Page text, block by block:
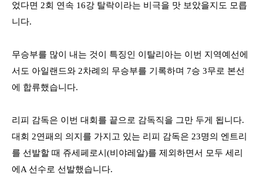
었다면 2회 연속 16강 탈락이라는 비극을 맛 보았을지도 모릅
니다.
무승부를 많이 내는 것이 특징인 이탈리아는 이번 지역예선에
서도 아일랜드와 2차례의 무승부를 기록하며 7승 3무로 본선
에 합류했습니다.
리피 감독은 이번 대회를 끝으로 감독직을 그만 두게 됩니다.
대회 2연패의 의지를 가지고 있는 리피 감독은 23명의 엔트리
를 선발할 때 쥬세페로시 (비야레알)를 제외하면서 모두 세리
에 A 선수로 선발했습니다.